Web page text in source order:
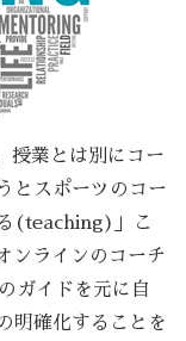
授業とは別にコー
とスポーツのコー
(teaching)」こ
ンラインのコーチ
ガイドを元に自
明確化することを